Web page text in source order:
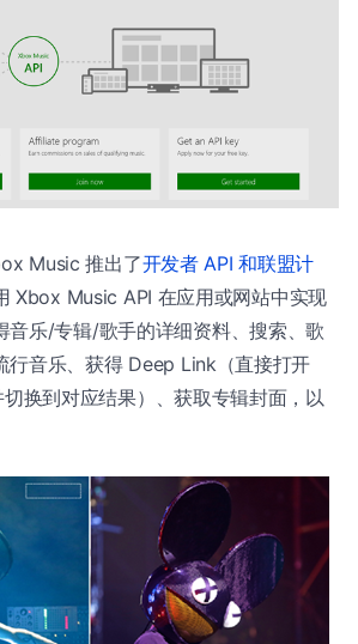
Music 推出了开发者 API 和联盟计
Xbox Music API 在应用或网站中实现
音乐/专辑/歌手的详细资料、搜索、歌
行音乐、获得 Deep Link（直接打开
换到对应结果）、获取专辑封面，以